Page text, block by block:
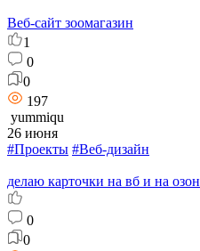
Веб-сайт зоомагазин
1
0
0
197
yummiqu
26 июня
#Проекты #Веб-дизайн
делаю карточки на вб и на озон
0
0